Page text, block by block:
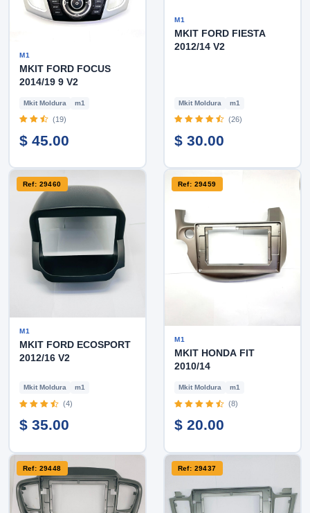
M1
MKIT FORD FOCUS
2014/19 9 V2
Mkit Moldura m1
(19)
$ 45.00
M1
MKIT FORD FIESTA
2012/14 V2
Mkit Moldura m1
(26)
$ 30.00
Ref: 29460
M1
MKIT FORD ECOSPORT
2012/16 V2
Mkit Moldura m1
(4)
$ 35.00
Ref: 29459
M1
MKIT HONDA FIT
2010/14
Mkit Moldura m1
(8)
$ 20.00
Ref: 29448 Ref: 29437